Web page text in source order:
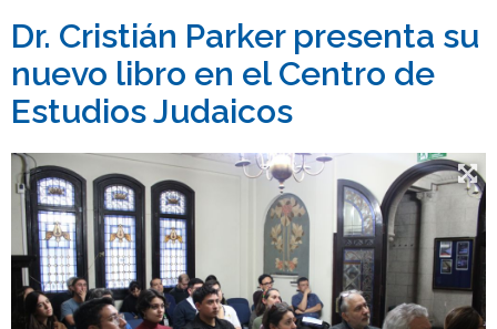
Académicas/os
Funcionarias/os
Egresadas/os
Dr. Cristián Parker presenta su
nuevo libro en el Centro de
Estudios Judaicos